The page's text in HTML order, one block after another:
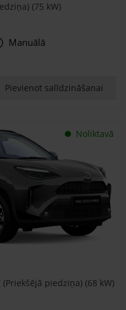
(75 kW)
Manuālā
Pievienot salīdzināšanai
Noliktavā
piedziņa) (68 kW)